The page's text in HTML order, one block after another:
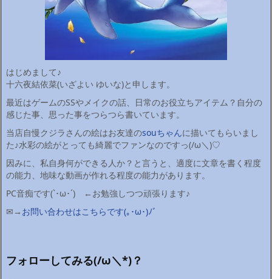
はじめまして♪
十六夜結依菜(いざよい ゆいな)と申します。
最近はゲームのSSやメイクの話、日常のお役立ちアイテム？自分の
感じた事、思った事をつらつら書いています。
当店自慢クジラさんの絵はお友達のsouちゃんに描いてもらいまし
た♪水彩の絵がとっても綺麗でファンなのですっ(/ω＼)♡
因みに、私自身何ができる人か？と言うと、適度に文章を書く程度
の能力、地味な動画が作れる程度の能力があります。
PC音痴です(`･ω･´)ゞ←お勉強しつつ頑張ります♪
✉→ お問い合わせはこちらです(｡･ω･)ﾉﾞ
フォローしてみる(/ω＼*)？